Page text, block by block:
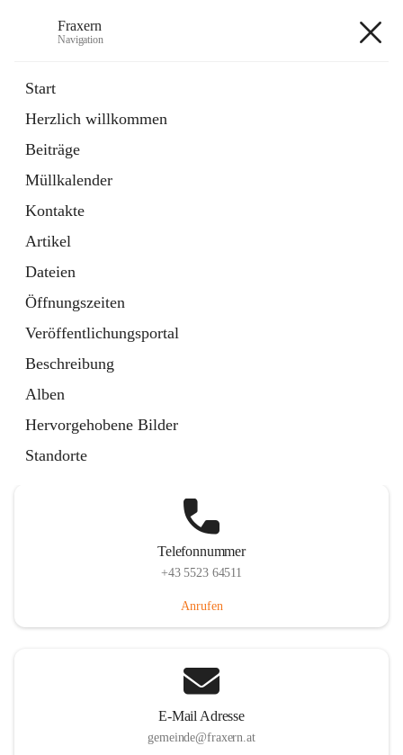
Fraxern
Navigation
Start
Herzlich willkommen
Beiträge
Müllkalender
Kontakte
Artikel
Dateien
Öffnungszeiten
Veröffentlichungsportal
Beschreibung
Alben
Hervorgehobene Bilder
Standorte
Ordner
in
Tab
Formulare
Artikel
öffnet
in
neuem
Tab
Telefonnummer
+43 5523 64511
Anrufen
E-Mail Adresse
gemeinde@fraxern.at